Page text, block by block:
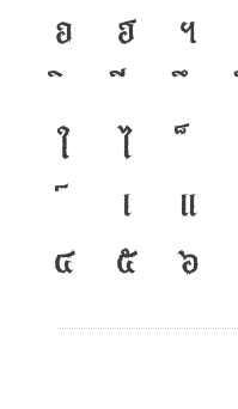
อ
ฮ ฯ
ใ
ไ
เ
แ
๔
๕ ๖